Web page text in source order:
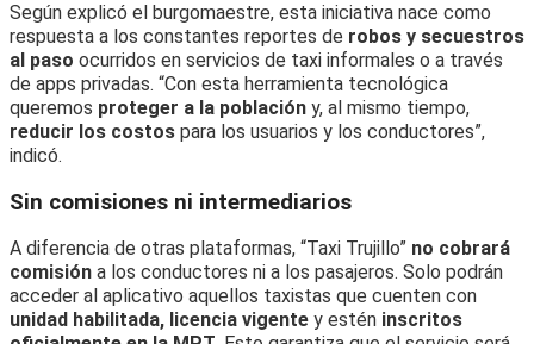
Según explicó el burgomaestre, esta iniciativa nace como
respuesta a los constantes reportes de robos y secuestros
al paso ocurridos en servicios de taxi informales o a través
de apps privadas. “Con esta herramienta tecnológica
queremos proteger a la población y, al mismo tiempo,
reducir los costos para los usuarios y los conductores”,
indicó.
Sin comisiones ni intermediarios
A diferencia de otras plataformas, “Taxi Trujillo” no cobrará
comisión a los conductores ni a los pasajeros. Solo podrán
acceder al aplicativo aquellos taxistas que cuenten con
unidad habilitada, licencia vigente y estén inscritos